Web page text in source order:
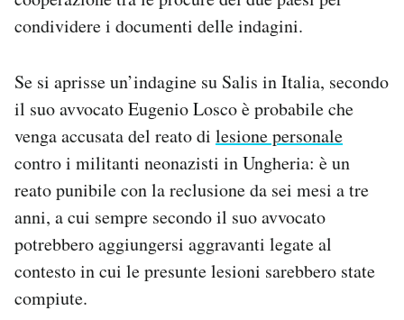
condividere i documenti delle indagini.
Se si aprisse un’indagine su Salis in Italia, secondo
il suo avvocato Eugenio Losco è probabile che
venga accusata del reato di lesione personale
contro i militanti neonazisti in Ungheria: è un
reato punibile con la reclusione da sei mesi a tre
anni, a cui sempre secondo il suo avvocato
potrebbero aggiungersi aggravanti legate al
contesto in cui le presunte lesioni sarebbero state
compiute.